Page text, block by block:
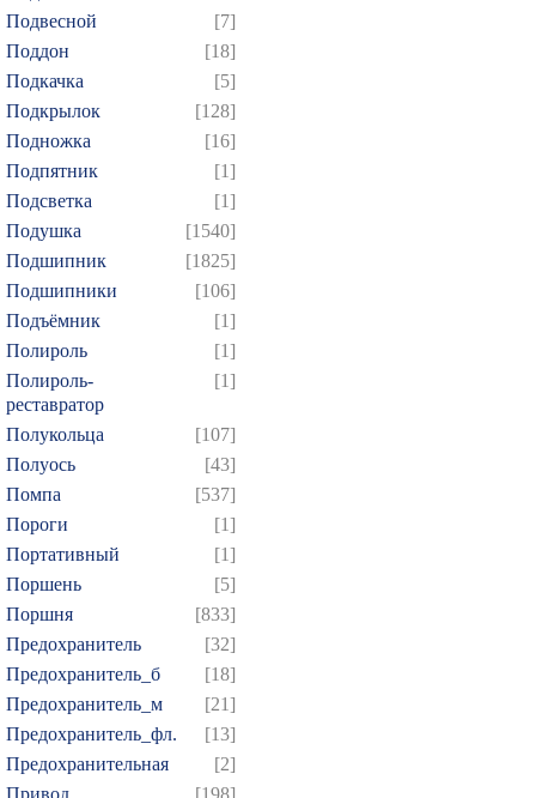
Подвесной
[7]
Поддон
[18]
Подкачка
[5]
Подкрылок
[128]
Подножка
[16]
Подпятник
[1]
Подсветка
[1]
Подушка
[1540]
Подшипник
[1825]
Подшипники
[106]
Подъёмник
[1]
Полироль
[1]
Полироль-
реставратор
[1]
Полукольца
[107]
Полуось
[43]
Помпа
[537]
Пороги
[1]
Портативный
[1]
Поршень
[5]
Поршня
[833]
Предохранитель
[32]
Предохранитель_б
[18]
Предохранитель_м
[21]
Предохранитель_фл.
[13]
Предохранительная
[2]
Привод
[198]